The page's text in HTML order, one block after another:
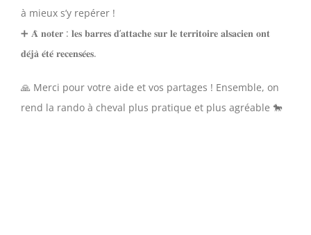
à mieux s’y repérer !
➕ 𝐀̀ 𝐧𝐨𝐭𝐞𝐫 : 𝐥𝐞𝐬 𝐛𝐚𝐫𝐫𝐞𝐬 𝐝’𝐚𝐭𝐭𝐚𝐜𝐡𝐞 𝐬𝐮𝐫 𝐥𝐞 𝐭𝐞𝐫𝐫𝐢𝐭𝐨𝐢𝐫𝐞 𝐚𝐥𝐬𝐚𝐜𝐢𝐞𝐧 𝐨𝐧𝐭
𝐝𝐞́𝐣𝐚̀ 𝐞́𝐭𝐞́ 𝐫𝐞𝐜𝐞𝐧𝐬𝐞́𝐞𝐬.
🙏 Merci pour votre aide et vos partages ! Ensemble, on
rend la rando à cheval plus pratique et plus agréable 🐎